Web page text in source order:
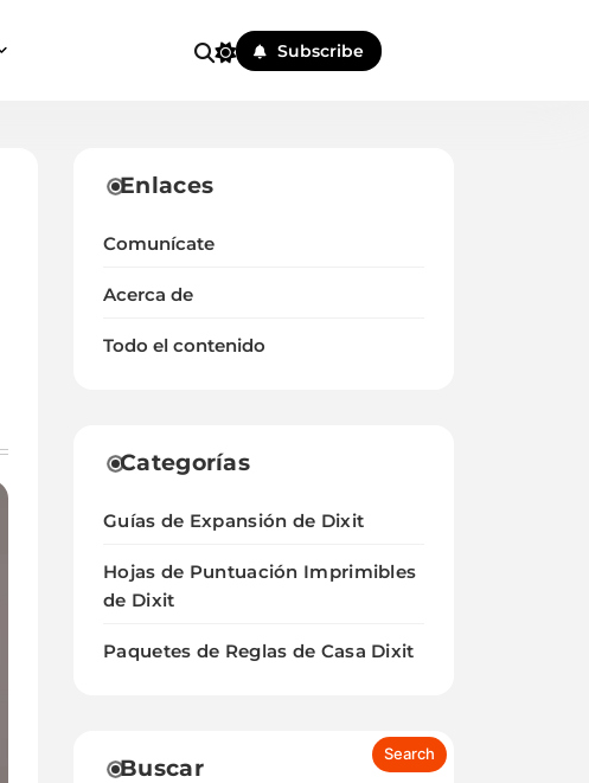
Subscribe
Enlaces
Comunícate
Acerca de
Todo el contenido
Categorías
Guías de Expansión de Dixit
Hojas de Puntuación Imprimibles
de Dixit
Paquetes de Reglas de Casa Dixit
Buscar